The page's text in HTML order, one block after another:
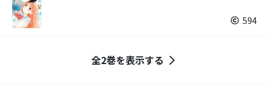
594
全2巻を表示する